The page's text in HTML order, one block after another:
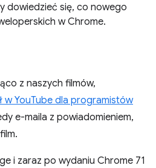
dowiedzieć się, co nowego
w Chrome.
z naszych filmów,
w YouTube dla programistów
e-maila z powiadomieniem,
i zaraz po wydaniu Chrome 71